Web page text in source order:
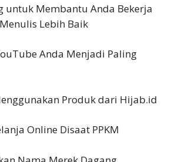
untuk Membantu Anda Bekerja
Lebih Baik
Anda Menjadi Paling
Produk dari Hijab.id
Online Disaat PPKM